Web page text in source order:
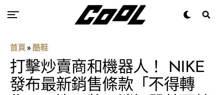
首頁 » 酷鞋
打擊炒賣商和機器人！ NIKE
發布最新銷售條款「不得轉